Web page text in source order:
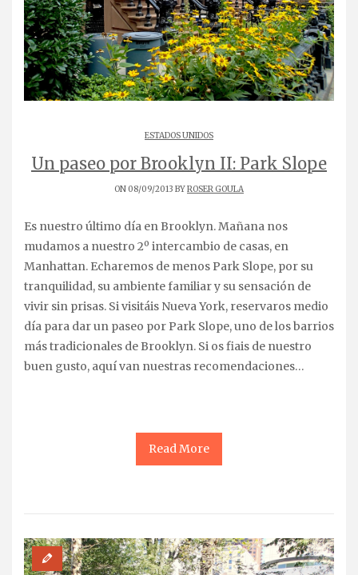
ESTADOS UNIDOS
Un paseo por Brooklyn II: Park Slope
ON 08/09/2013 BYROSER GOULA
Es nuestro último día en Brooklyn. Mañana nos
mudamos a nuestro 2º intercambio de casas, en
Manhattan. Echaremos de menos Park Slope, por su
tranquilidad, su ambiente familiar y su sensación de
vivir sin prisas. Si visitáis Nueva York, reservaros medio
día para dar un paseo por Park Slope, uno de los barrios
más tradicionales de Brooklyn. Si os fiais de nuestro
buen gusto, aquí van nuestras recomendaciones…
Read More